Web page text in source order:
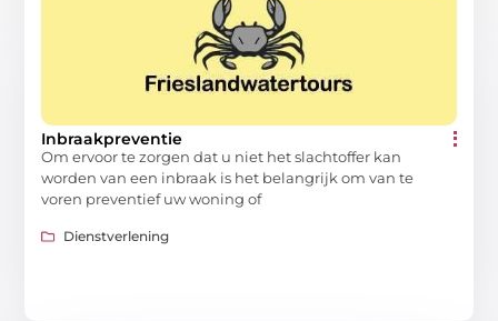
Inbraakpreventie
Om ervoor te zorgen dat u niet het slachtoffer kan
worden van een inbraak is het belangrijk om van te
voren preventief uw woning of
Dienstverlening